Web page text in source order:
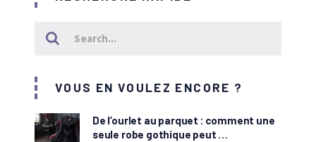
VOUS EN VOULEZ ENCORE ?
De l’ourlet au parquet : comment une
seule robe gothique peut …